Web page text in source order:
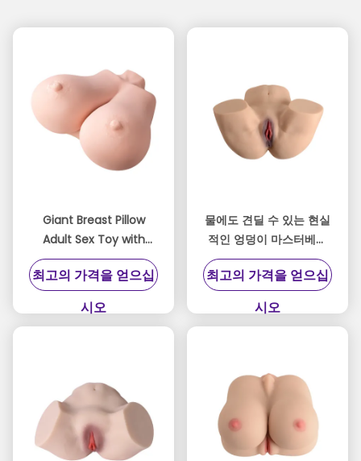
Giant Breast Pillow
Adult Sex Toy with
Super Soft Gel Material
Heavy Weight and
최고의 가격을 얻으십
시오
물에도 견딜 수 있는 현실
적인 엉덩이 마스터베이
터
최고의 가격을 얻으십
시오